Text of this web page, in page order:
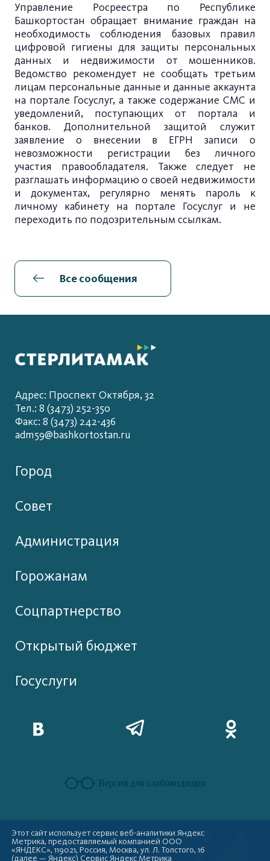
Управление Росреестра по Республике
Башкортостан обращает внимание граждан на
необходимость соблюдения базовых правил
цифровой гигиены для защиты персональных
данных и недвижимости от мошенников.
Ведомство рекомендует не сообщать третьим
лицам персональные данные и данные аккаунта
на портале Госуслуг, а также содержание СМС и
уведомлений, поступающих от портала и
банков. Дополнительной защитой служит
заявление о внесении в ЕГРН записи о
невозможности регистрации без личного
участия правообладателя. Также следует не
разглашать информацию о своей недвижимости
и документах, регулярно менять пароль к
личному кабинету на портале Госуслуг и не
переходить по подозрительным ссылкам.
Все сообщения
Адрес: Проспект Октября, 32
Тел.: 8 (3473) 252-350
Факс: 8 (3473) 242-436
adm59@bashkortostan.ru
Город
Совет
Администрация
Горожанам
Соцпартнерство
Открытый бюджет
Госуслуги
Версия для слабовидящих
Этот сайт использует сервис веб-аналитики Яндекс
Метрика, предоставляемый компанией ООО
«ЯНДЕКС», 119021, Россия, Москва, ул. Л. Толстого, 16
(далее — Яндекс) Сервис Яндекс Метрика